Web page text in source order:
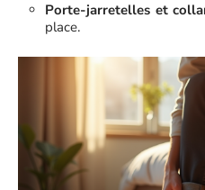
Porte-jarretelles et
place.